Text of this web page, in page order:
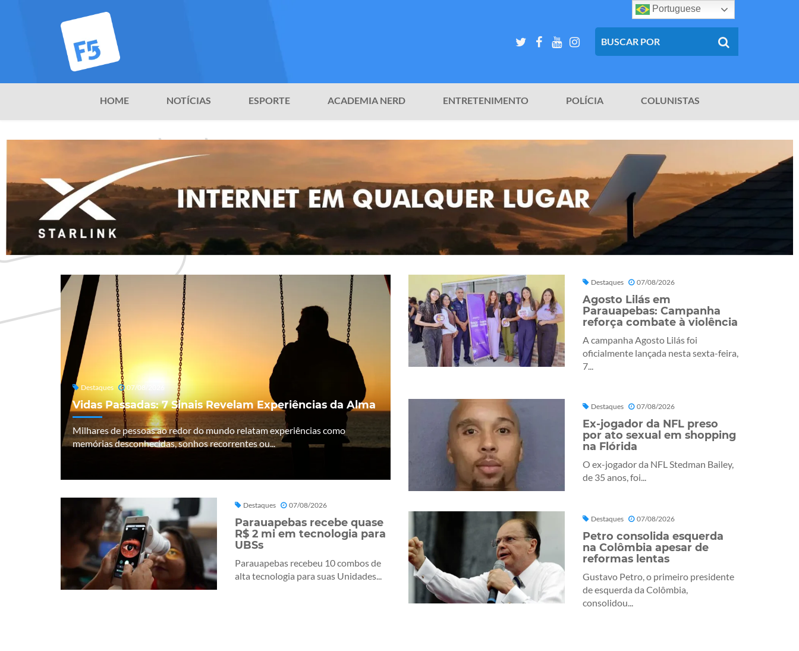
HOME NOTÍCIAS ESPORTE ACADEMIA NERD ENTRETENIMENTO POLÍCIA COLUNISTAS
Destaques 07/08/2026
Vidas Passadas: 7 Sinais Revelam Experiências da Alma
Milhares de pessoas ao redor do mundo relatam experiências como
memórias desconhecidas, sonhos recorrentes ou...
Destaques 07/08/2026
Parauapebas recebe quase
R$ 2 mi em tecnologia para
UBSs
Parauapebas recebeu 10 combos de
alta tecnologia para suas Unidades...
Destaques 07/08/2026
Agosto Lilás em
Parauapebas: Campanha
reforça combate à violência
A campanha Agosto Lilás foi
oficialmente lançada nesta sexta-feira,
7...
Destaques 07/08/2026
Ex-jogador da NFL preso
por ato sexual em shopping
na Flórida
O ex-jogador da NFL Stedman Bailey,
de 35 anos, foi...
Destaques 07/08/2026
Petro consolida esquerda
na Colômbia apesar de
reformas lentas
Gustavo Petro, o primeiro presidente
de esquerda da Colômbia,
consolidou...
Portuguese